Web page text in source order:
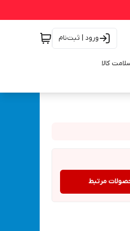
ورود | ثبت‌نام
کالا
مرتبط